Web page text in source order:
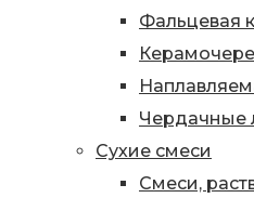
Фальцевая
Чердачные
Сухие смеси
Смеси,